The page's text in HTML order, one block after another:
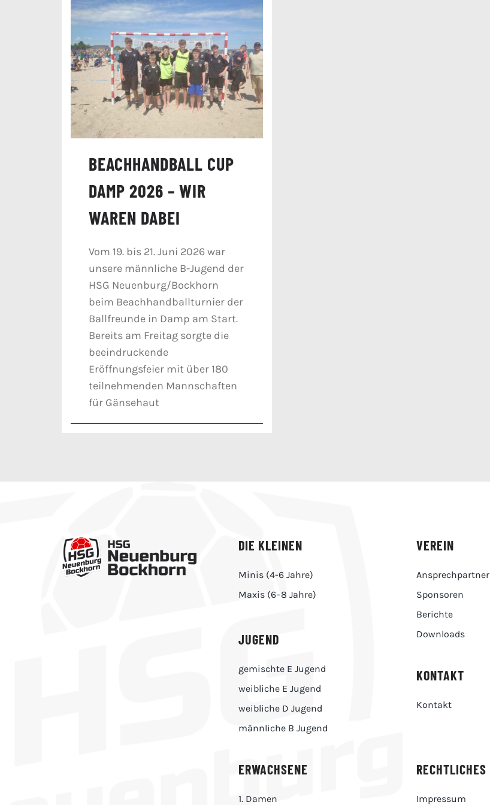
BEACHHANDBALL CUP
DAMP 2026 – WIR
WAREN DABEI
Vom 19. bis 21. Juni 2026 war
unsere männliche B-Jugend der
HSG Neuenburg/Bockhorn
beim Beachhandballturnier der
Ballfreunde in Damp am Start.
Bereits am Freitag sorgte die
beeindruckende
Eröffnungsfeier mit über 180
teilnehmenden Mannschaften
für Gänsehaut
DIE KLEINEN
Minis (4-6 Jahre)
Maxis (6–8 Jahre)
JUGEND
gemischte E Jugend
weibliche E Jugend
weibliche D Jugend
männliche B Jugend
ERWACHSENE
1. Damen
VEREIN
Ansprechpartner
Sponsoren
Berichte
Downloads
KONTAKT
Kontakt
RECHTLICHES
Impressum